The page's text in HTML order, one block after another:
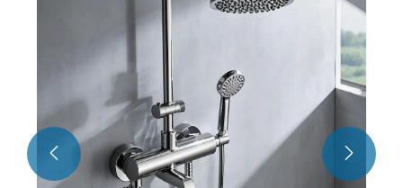
View More >>
 